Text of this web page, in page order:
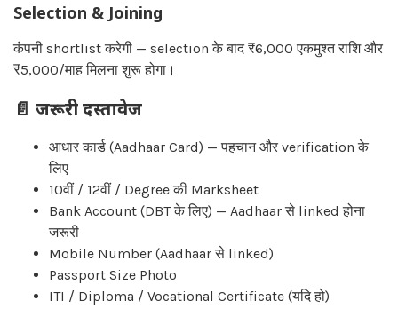
Selection & Joining
कंपनी shortlist करेगी — selection के बाद ₹6,000 एकमुश्त राशि और
₹5,000/माह मिलना शुरू होगा।
📄 जरूरी दस्तावेज
आधार कार्ड (Aadhaar Card) — पहचान और verification के
लिए
10वीं / 12वीं / Degree की Marksheet
Bank Account (DBT के लिए) — Aadhaar से linked होना
जरूरी
Mobile Number (Aadhaar से linked)
Passport Size Photo
ITI / Diploma / Vocational Certificate (यदि हो)